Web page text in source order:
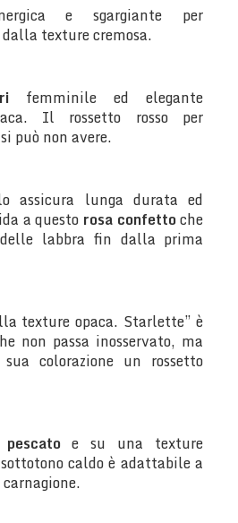
e sgargiante per
texture cremosa.
femminile ed elegante
Il rossetto rosso per
può non avere.
assicura lunga durata ed
a questo rosa confettoche
labbra fin dalla prima
texture opaca. Starlette” è
non passa inosservato, ma
colorazione un rossetto
pescatoe su una texture
caldo è adattabile a